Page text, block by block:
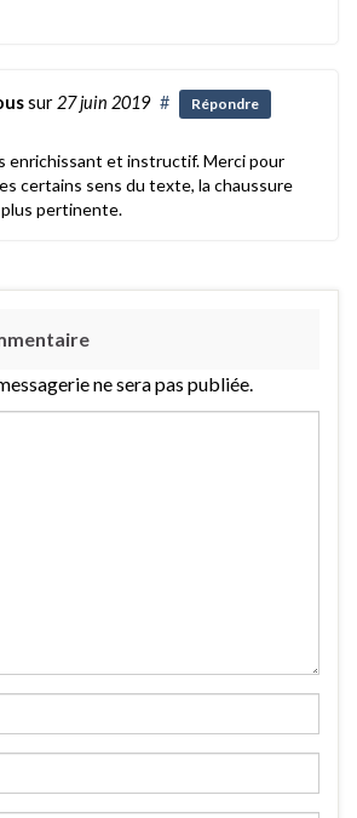
sur 27 juin 2019 # Répondre
enrichissant et instructif. Merci pour
certains sens du texte, la chaussure
plus pertinente.
ne sera pas publiée.